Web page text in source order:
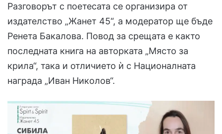
Разговорът с поетесата се организира от
издателство „Жанет 45“, а модератор ще бъде
Ренета Бакалова. Повод за срещата е както
последната книга на авторката „Място за
крила“, така и отличието ѝ с Националната
награда „Иван Николов“.